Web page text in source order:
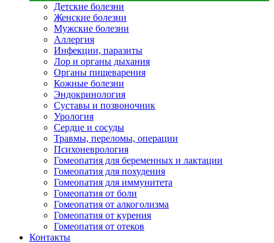
Детские болезни
Женские болезни
Мужские болезни
Аллергия
Инфекции, паразиты
Лор и органы дыхания
Органы пищеварения
Кожные болезни
Эндокринология
Суставы и позвоночник
Урология
Сердце и сосуды
Травмы, переломы, операции
Психоневрология
Гомеопатия для беременных и лактации
Гомеопатия для похудения
Гомеопатия для иммунитета
Гомеопатия от боли
Гомеопатия от алкоголизма
Гомеопатия от курения
Гомеопатия от отеков
Контакты